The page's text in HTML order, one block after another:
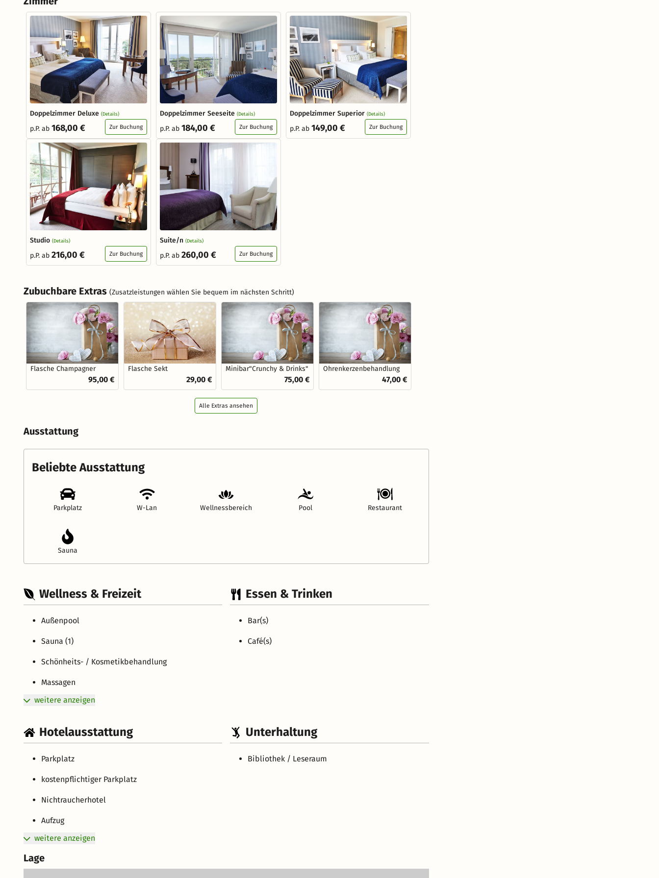
Doppelzimmer Deluxe (Details)
p.P. ab 168,00 € Zur Buchung
Doppelzimmer Seeseite (Details)
p.P. ab 184,00 € Zur Buchung
Doppelzimmer Superior (Details)
p.P. ab 149,00 € Zur Buchung
Studio (Details)
p.P. ab 216,00 € Zur Buchung
Suite/n (Details)
p.P. ab 260,00 € Zur Buchung
Zubuchbare Extras (Zusatzleistungen wählen Sie bequem im nächsten Schritt)
Flasche Champagner
95,00 €
Flasche Sekt
29,00 €
Minibar"Crunchy & Drinks"
75,00 €
Ohrenkerzenbehandlung
47,00 €
Alle Extras ansehen
Ausstattung
Beliebte Ausstattung
Parkplatz W-Lan Wellnessbereich Pool Restaurant
Sauna
Wellness & Freizeit
Außenpool
Sauna (1)
Schönheits- / Kosmetikbehandlung
Massagen
weitere anzeigen
Essen & Trinken
Bar(s)
Café(s)
Hotelausstattung
Parkplatz
kostenpflichtiger Parkplatz
Nichtraucherhotel
Aufzug
weitere anzeigen
Unterhaltung
Bibliothek / Leseraum
Lage